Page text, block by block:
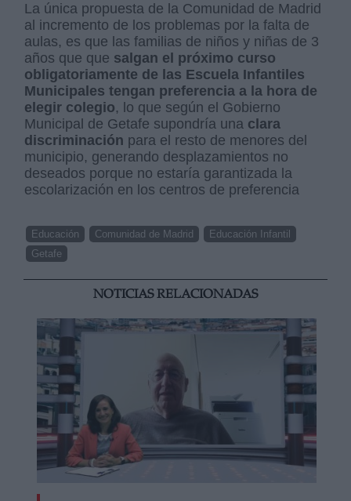
La única propuesta de la Comunidad de Madrid
al incremento de los problemas por la falta de
aulas, es que las familias de niños y niñas de 3
años que que salgan el próximo curso
obligatoriamente de las Escuela Infantiles
Municipales tengan preferencia a la hora de
elegir colegio, lo que según el Gobierno
Municipal de Getafe supondría una clara
discriminación para el resto de menores del
municipio, generando desplazamientos no
deseados porque no estaría garantizada la
escolarización en los centros de preferencia
Educación Comunidad de Madrid
Educación Infantil
Getafe
NOTICIAS RELACIONADAS